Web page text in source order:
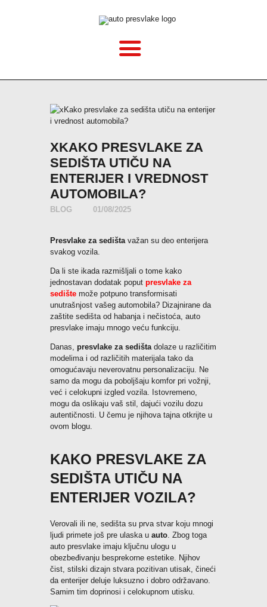
VELIČINE
KAKO MONTIRATI?
GALERIJA
BLOG
KONTAKT
Pozovi odmah
XKAKO PRESVLAKE ZA
SEDIŠTA UTIČU NA
ENTERIJER I VREDNOST
AUTOMOBILA?
BLOG 01/08/2025
Presvlake za sedišta važan su deo enterijera
svakog vozila.
Da li ste ikada razmišljali o tome kako
jednostavan dodatak poput presvlake za
sedište može potpuno transformisati
unutrašnjost vašeg automobila? Dizajnirane da
zaštite sedišta od habanja i nečistoća, auto
presvlake imaju mnogo veću funkciju.
Danas, presvlake za sedišta dolaze u različitim
modelima i od različitih materijala tako da
omogućavaju neverovatnu personalizaciju. Ne
samo da mogu da poboljšaju komfor pri vožnji,
već i celokupni izgled vozila. Istovremeno,
mogu da oslikaju vaš stil, dajući vozilu dozu
autentičnosti. U čemu je njihova tajna otkrijte u
ovom blogu.
KAKO PRESVLAKE ZA
SEDIŠTA UTIČU NA
ENTERIJER VOZILA?
Verovali ili ne, sedišta su prva stvar koju mnogi
ljudi primete još pre ulaska u auto . Zbog toga
auto presvlake imaju ključnu ulogu u
obezbeđivanju besprekorne estetike. Njihov
čist, stilski dizajn stvara pozitivan utisak, čineći
da enterijer deluje luksuzno i dobro održavano.
Samim tim doprinosi i celokupnom utisku.